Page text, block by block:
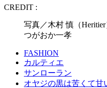
CREDIT :
写真／木村 慎（
つがおか一孝
FASHION
カルティエ
サンローラン
オヤジの黒は苦くて甘